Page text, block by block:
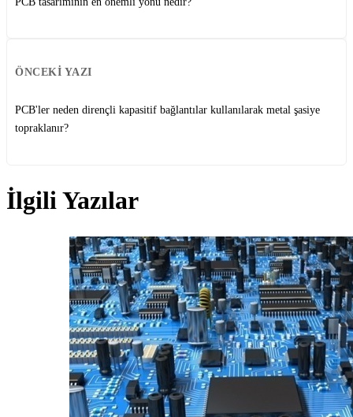
ÖNCEKI YAZI
PCB'ler neden dirençli kapasitif bağlantılar kullanılarak metal şasiye
topraklanır?
İlgili Yazılar